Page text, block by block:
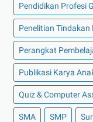
Pendidikan Profesi
Penelitian Tindakan
Perangkat
Publikasi Karya
Quiz & Computer
SMA SMP